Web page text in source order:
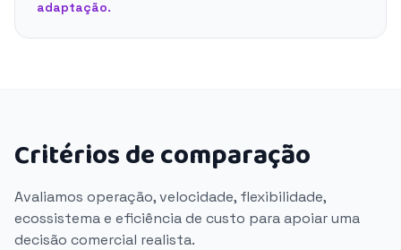
adaptação.
Critérios de comparação
Avaliamos operação, velocidade, flexibilidade,
ecossistema e eficiência de custo para apoiar uma
decisão comercial realista.